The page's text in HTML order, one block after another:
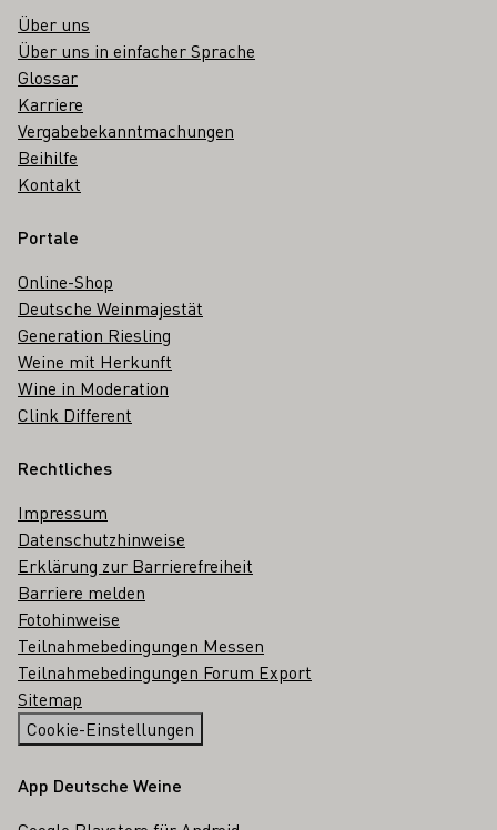
Über uns
Über uns in einfacher Sprache
Glossar
Karriere
Vergabebekanntmachungen
Beihilfe
Kontakt
Portale
Online-Shop
Deutsche Weinmajestät
Generation Riesling
Weine mit Herkunft
Wine in Moderation
Clink Different
Rechtliches
Impressum
Datenschutzhinweise
Erklärung zur Barrierefreiheit
Barriere melden
Fotohinweise
Teilnahmebedingungen Messen
Teilnahmebedingungen Forum Export
Sitemap
Cookie-Einstellungen
App Deutsche Weine